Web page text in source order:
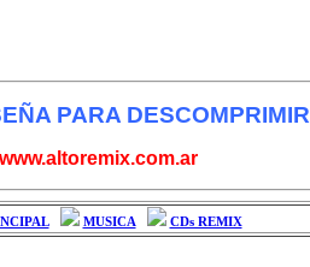
PARA DESCOMPRIMIR
www.altoremix.com.ar
MUSICA CDs REMIX